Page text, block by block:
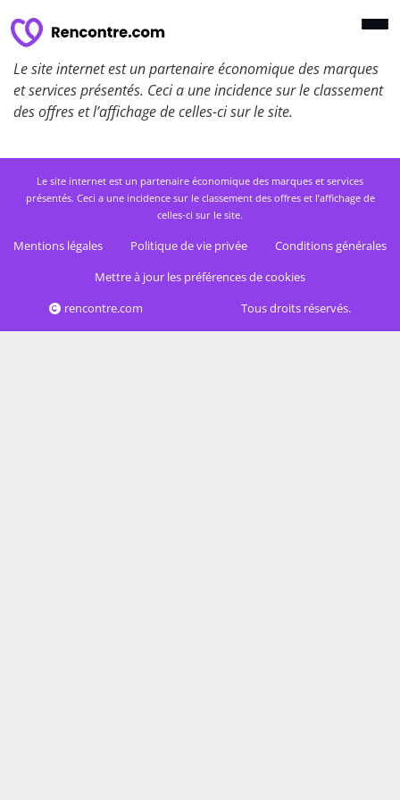
Le site internet est un partenaire économique des marques
et services présentés. Ceci a une incidence sur le classement
des offres et l’affichage de celles-ci sur le site.
Le site internet est un partenaire économique des marques et services
présentés. Ceci a une incidence sur le classement des offres et l’affichage de
celles-ci sur le site.
Mentions légales Politique de vie privée
Conditions générales
Mettre à jour les préférences de cookies
rencontre.com
Tous droits réservés.